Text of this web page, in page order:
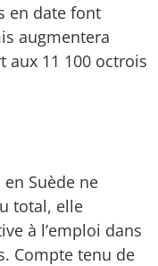
en date font
augmentera
aux 11 100 octrois
Suède ne
total, elle
à l’emploi dans
Compte tenu de